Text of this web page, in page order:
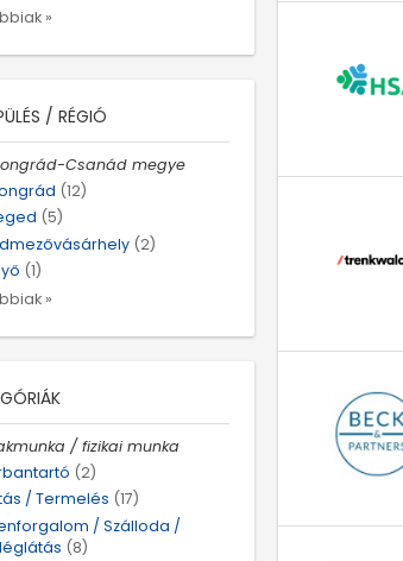
»
/ RÉGIÓ
Csanád megye
(12)
(5)
(2)
(1)
»
/ fizikai munka
(2)
/ Termelés (17)
/ Szálloda /
(8)